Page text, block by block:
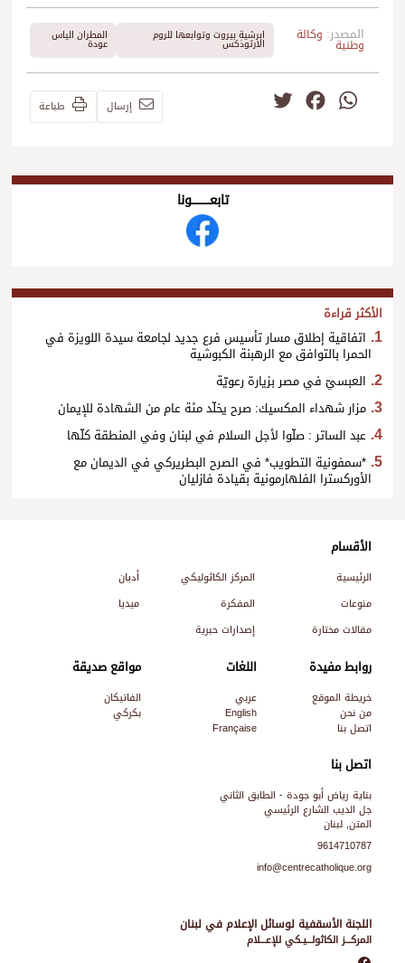
المصدر: وكالة
وطنية
ابرشية بيروت وتوابعها للروم
الارثوذكس
المطران الياس
عودة
WhatsApp
Facebook إرسال طباعة
تابعــــــــــونا
الأكثر قراءة
اتفاقية إطلاق مسار تأسيس فرع جديد لجامعة سيدة اللويزة في
الحمرا بالتوافق مع الرهبنة الكبوشية
العبسيّ في مصر بزيارة رعويّة
مزار شهداء المكسيك: صرح يخلّد مئة عام من الشهادة للإيمان
عبد الساتر : صلّوا لأجل السلام في لبنان وفي المنطقة كلّها
*سمفونية التطويب* في الصرح البطريركي في الديمان مع
الأوركسترا الفلهارمونية بقيادة فازليان
اللجنة الأسقفية لوسائل الإعلام في لبنان
المركـــز الكاثولـــيـكي للإعـــلام
اتصل بنا
بناية رياض أبو جودة - الطابق الثاني
جل الديب الشارع الرئيسي
المتن, لبنان
9614710787
info@centrecatholique.org
الأقسام
الرئيسية المركز الكاثوليكي
أديان
منوعات
المفكرة
ميديا
مقالات مختارة
إصدارات حبرية
روابط مفيدة
خريطة الموقع
من نحن
اتصل بنا
اللغات
عربي
English
Française
مواقع صديقة
الفاتيكان
بكركي